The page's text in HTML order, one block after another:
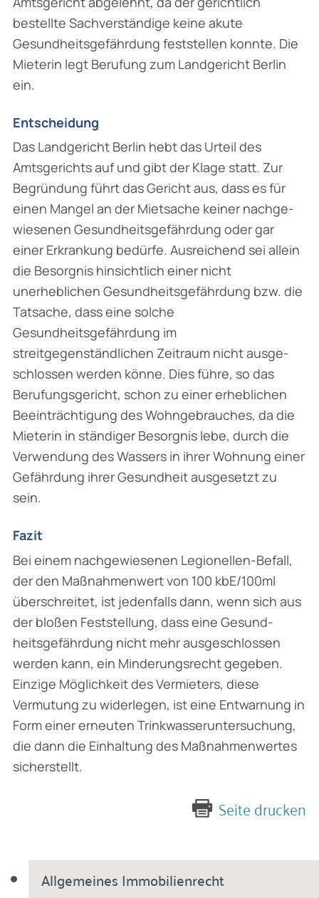
Allgemeines Immobilienrecht
bestellte Sachver­ständige keine akute
Gesundheitsgefährdung feststellen konnte. Die
Mieterin legt Berufung zum Landgericht Berlin
ein.
Entscheidung
Das Landgericht Berlin hebt das Urteil des
Amtsgerichts auf und gibt der Klage statt. Zur
Begründung führt das Gericht aus, dass es für
einen Mangel an der Mietsache keiner nachge­
wiesenen Gesundheitsgefährdung oder gar
einer Erkrankung bedürfe. Ausreichend sei allein
die Besorgnis hinsichtlich einer nicht
unerheblichen Gesundheitsgefährdung bzw. die
Tatsache, dass eine solche
Gesundheitsgefährdung im
streitgegenständlichen Zeitraum nicht ausge­
schlossen werden könne. Dies führe, so das
Berufungsgericht, schon zu einer erheblichen
Beeinträchtigung des Wohngebrauches, da die
Mieterin in ständiger Besorgnis lebe, durch die
Verwendung des Wassers in ihrer Wohnung einer
Gefährdung ihrer Gesundheit ausgesetzt zu
sein.
Fazit
Bei einem nachgewiesenen Legionellen-Befall,
der den Maßnahmenwert von 100 kbE/100ml
überschreitet, ist jedenfalls dann, wenn sich aus
der bloßen Feststellung, dass eine Gesund­
heitsgefährdung nicht mehr ausgeschlossen
werden kann, ein Minderungsrecht gegeben.
Einzige Möglichkeit des Vermieters, diese
Vermutung zu widerlegen, ist eine Entwarnung in
Form einer erneuten Trinkwasseruntersuchung,
die dann die Einhaltung des Maßnahmenwertes
sicherstellt.
Seite drucken